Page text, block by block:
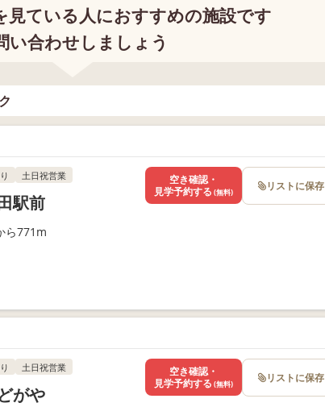
見ている人におすすめの施設です
い合わせしましょう
土日祝営業
駅前
ら771m
空き確認・
見学予約する (無料) リストに保存
土日祝営業
がや
空き確認・
見学予約する (無料) リストに保存